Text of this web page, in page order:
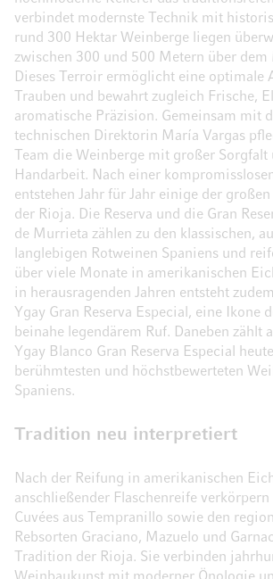
verbindet modernste Technik mit
rund 300 Hektar Weinberge liegen
zwischen 300 und 500 Metern über dem
Dieses Terroir ermöglicht eine optimale
Trauben und bewahrt zugleich Frische,
aromatische Präzision. Gemeinsam mit
technischen Direktorin María Vargas
Team die Weinberge mit großer Sorgfalt
Handarbeit. Nach einer
entstehen Jahr für Jahr einige der
der Rioja. Die Reserva und die Gran
de Murrieta zählen zu den klassischen,
langlebigen Rotweinen Spaniens und
über viele Monate in amerikanischen
in herausragenden Jahren entsteht
Ygay Gran Reserva Especial, eine Ikone
beinahe legendärem Ruf. Daneben zählt
Ygay Blanco Gran Reserva Especial
berühmtesten und höchstbewerteten
Spaniens.
Tradition neu interpretiert
Nach der Reifung in amerikanischen
anschließender Flaschenreife verkörpern
Cuvées aus Tempranillo sowie den
Rebsorten Graciano, Mazuelo und
Tradition der Rioja. Sie verbinden